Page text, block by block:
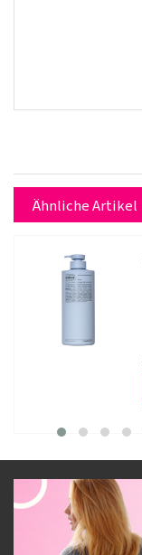
Ähnliche Artikel